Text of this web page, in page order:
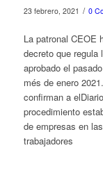
23 febrero, 2021 / 0
La patronal CEOE
decreto que regula
aprobado el
més de enero
confirman a
procedimiento
de empresas en
trabajadores